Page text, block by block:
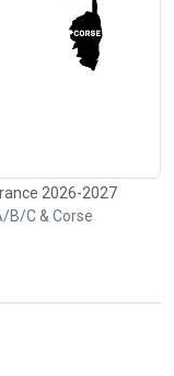
2026-2027
B/C & Corse